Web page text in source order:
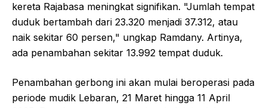
kereta Rajabasa meningkat signifikan. "Jumlah tempat
duduk bertambah dari 23.320 menjadi 37.312, atau
naik sekitar 60 persen," ungkap Ramdany. Artinya,
ada penambahan sekitar 13.992 tempat duduk.
Penambahan gerbong ini akan mulai beroperasi pada
periode mudik Lebaran, 21 Maret hingga 11 April